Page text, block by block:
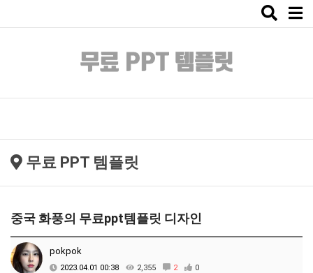
Toggle
무료 PPT 템플릿
중국 화풍의 무료ppt템플릿 디자인
pokpok
2023.04.01 00:38 2,355 2 0